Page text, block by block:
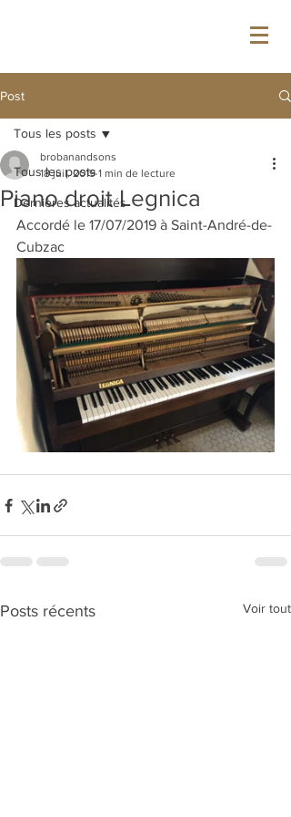
Post
Tous les posts
Dernières actualités
Tous les posts
Piano droit Legnica
brobanandsons
18 juil. 2019 1 min de lecture
Accordé le 17/07/2019 à Saint-André-de-
Cubzac
Posts récents Voir tout